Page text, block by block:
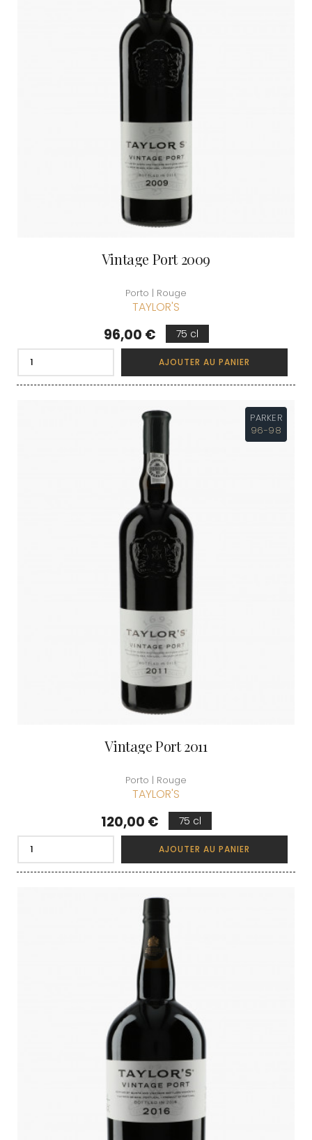
Vintage Port 2009
Porto | Rouge
TAYLOR'S
Prix
96,00 € 75 cl
AJOUTER AU PANIER
PARKER
96-98
Vintage Port 2011
Porto | Rouge
TAYLOR'S
Prix
120,00 € 75 cl
AJOUTER AU PANIER